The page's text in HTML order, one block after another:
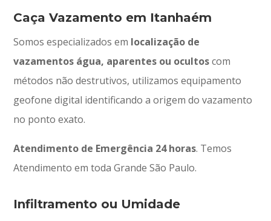
Caça Vazamento em Itanhaém
Somos especializados em localização de
vazamentos água, aparentes ou ocultoscom
métodos não destrutivos, utilizamos equipamento
geofone digital identificando a origem do vazamento
no ponto exato.
Atendimento de Emergência 24 horas. Temos
Atendimento em toda Grande São Paulo.
Infiltramento ou Umidade